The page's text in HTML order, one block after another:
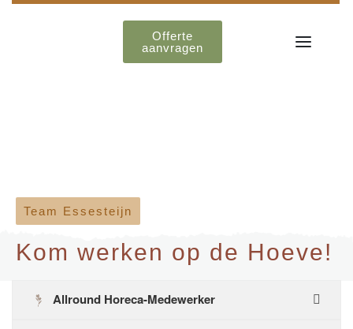
Offerte
aanvragen
Team Essesteijn
Kom werken op de Hoeve!
Allround Horeca-Medewerker